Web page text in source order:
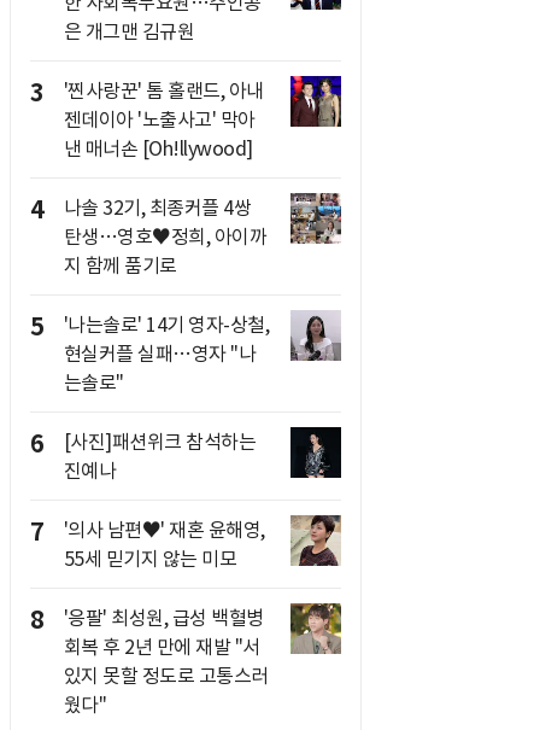
은 개그맨 김규원
3
'찐사랑꾼' 톰 홀랜드, 아내
젠데이아 '노출사고' 막아
낸 매너손 [Oh!llywood]
4
나솔 32기, 최종커플 4쌍
탄생…영호♥정희, 아이까
지 함께 품기로
5
'나는솔로' 14기 영자-상철,
현실커플 실패…영자 "나
는솔로"
6
[사진]패션위크 참석하는
진예나
7
'의사 남편♥' 재혼 윤해영,
55세 믿기지 않는 미모
8
'응팔' 최성원, 급성 백혈병
회복 후 2년 만에 재발 "서
있지 못할 정도로 고통스러
웠다"